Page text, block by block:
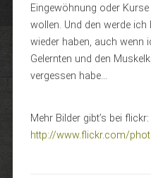
Eingewöhnung oder
wollen. Und den werde
wieder haben, auch wenn
Gelernten und den
vergessen habe…
Mehr Bilder gibt’s bei flickr:
http://www.flickr.com/